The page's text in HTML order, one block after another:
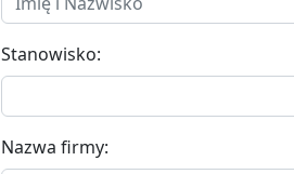
Stanowisko:
Nazwa firmy: